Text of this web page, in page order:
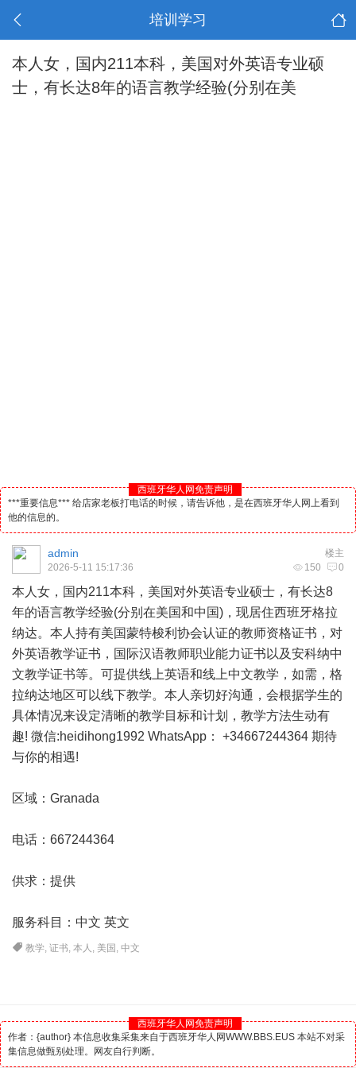
培训学习
本人女，国内211本科，美国对外英语专业硕
士，有长达8年的语言教学经验(分别在美
西班牙华人网免责声明
***重要信息*** 给店家老板打电话的时候，请告诉他，是在西班牙华人网上看到
他的信息的。
楼主
admin
150 0
2026-5-11 15:17:36
本人女，国内211本科，美国对外英语专业硕士，有长达8
年的语言教学经验(分别在美国和中国)，现居住西班牙格拉
纳达。本人持有美国蒙特梭利协会认证的教师资格证书，对
外英语教学证书，国际汉语教师职业能力证书以及安科纳中
文教学证书等。可提供线上英语和线上中文教学，如需，格
拉纳达地区可以线下教学。本人亲切好沟通，会根据学生的
具体情况来设定清晰的教学目标和计划，教学方法生动有
趣! 微信:heidihong1992 WhatsApp： +34667244364 期待
与你的相遇!
区域：Granada
电话：667244364
供求：提供
服务科目：中文 英文
教学,证书,本人 , 美国 ,中文
西班牙华人网免责声明
作者：{author} 本信息收集采集来自于西班牙华人网WWW.BBS.EUS 本站不对采
集信息做甄别处理。网友自行判断。